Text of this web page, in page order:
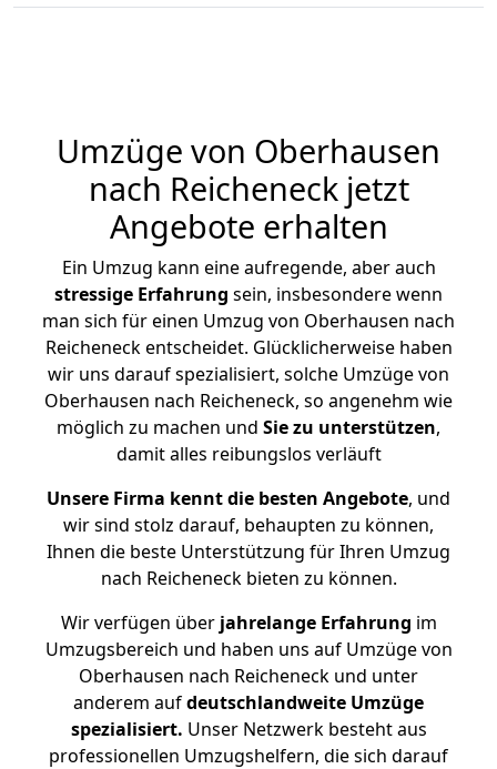
Umzüge von Oberhausen
nach Reicheneck jetzt
Angebote erhalten
Ein Umzug kann eine aufregende, aber auch
stressige Erfahrung sein, insbesondere wenn
man sich für einen Umzug von Oberhausen nach
Reicheneck entscheidet. Glücklicherweise haben
wir uns darauf spezialisiert, solche Umzüge von
Oberhausen nach Reicheneck, so angenehm wie
möglich zu machen und Sie zu unterstützen,
damit alles reibungslos verläuft
Unsere Firma kennt die besten Angebote, und
wir sind stolz darauf, behaupten zu können,
Ihnen die beste Unterstützung für Ihren Umzug
nach Reicheneck bieten zu können.
Wir verfügen überjahrelange Erfahrung im
Umzugsbereich und haben uns auf Umzüge von
Oberhausen nach Reicheneck und unter
anderem aufdeutschlandweite Umzüge
spezialisiert. Unser Netzwerk besteht aus
professionellen Umzugshelfern, die sich darauf